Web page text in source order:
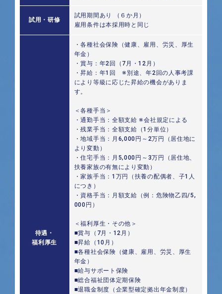
試用・研修
試用期間あり （６か月）
雇用条件は本採用時と同じ
待遇・
福利厚生
・各種社会保険（健康、雇用、労災、厚生
年金）
・賞与：年2回（7月・12月）
・昇給：年1回 ※別途、年2回の人事考課
により等級に応じた昇給の機会がありま
す。
＜各種手当＞
・通勤手当：全額支給 ※会社規定による
・残業手当：全額支給（1分単位）
・地域手当：月6,000円～2万円（居住地に
より変動）
・住宅手当：月5,000円～3万円（居住地、
扶養家族の有無により変動）
・家族手当：1万円（扶養の配偶者、子1人
につき）
・資格手当：月額支給（例：危険物乙四/5,
000円）
＜福利厚生・その他＞
■賞与（7月・12月）
■昇給（10月）
■各種社会保険（健康、雇用、労災、厚生
年金）
■給与サポート保険
■総合福祉団体定期保険
■退職金制度（企業型確定拠出年金制度）